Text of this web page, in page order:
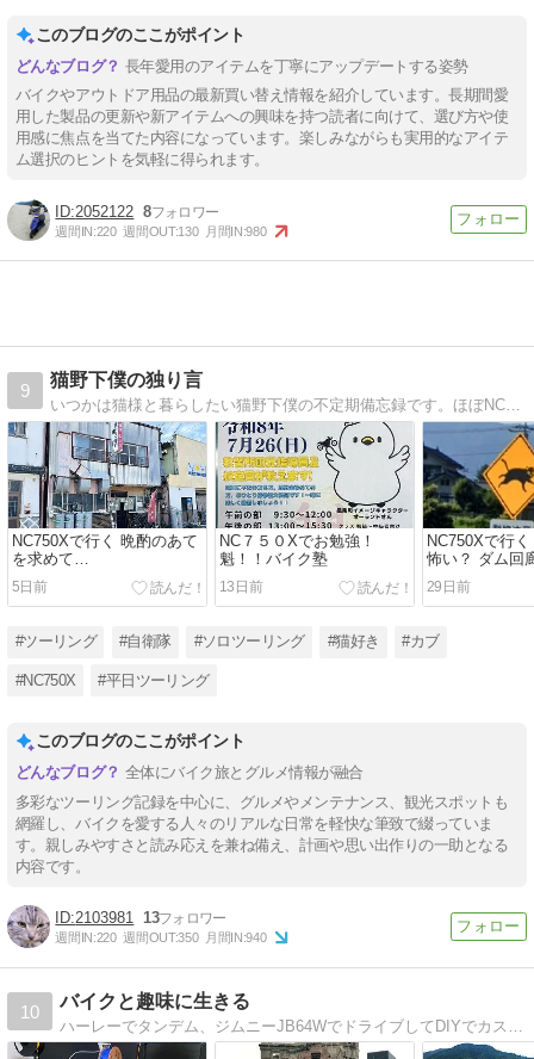
このブログのここがポイント
長年愛用のアイテムを丁寧にアップデートする姿勢
バイクやアウトドア用品の最新買い替え情報を紹介しています。長期間愛
用した製品の更新や新アイテムへの興味を持つ読者に向けて、選び方や使
用感に焦点を当てた内容になっています。楽しみながらも実用的なアイテ
ム選択のヒントを気軽に得られます。
2052122 8
週間IN:220 週間OUT:130 月間IN:980
9
猫野下僕の独り言
いつかは猫様と暮らしたい猫野下僕の不定期備忘録です。ほぼNC750X(ＲＣ９０)、たまにカブ(ＨＡ０２)ネタです。主に関東をフラフラしています。
NC750Xで行く 晩酌のあて
を求めて…
5日前
NC７５０Xでお勉強！
魁！！バイク塾
13日前
NC750Xで行
怖い？ ダム回
29日前
#ツーリング #自衛隊 #ソロツーリング #猫好き #カブ
#NC750X #平日ツーリング
このブログのここがポイント
全体にバイク旅とグルメ情報が融合
多彩なツーリング記録を中心に、グルメやメンテナンス、観光スポットも
網羅し、バイクを愛する人々のリアルな日常を軽快な筆致で綴っていま
す。親しみやすさと読み応えを兼ね備え、計画や思い出作りの一助となる
内容です。
2103981 13
週間IN:220 週間OUT:350 月間IN:940
10
バイクと趣味に生きる